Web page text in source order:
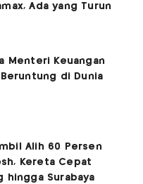
Ada yang Turun
Menteri Keuangan
di Dunia
Alih 60 Persen
Kereta Cepat
hingga Surabaya